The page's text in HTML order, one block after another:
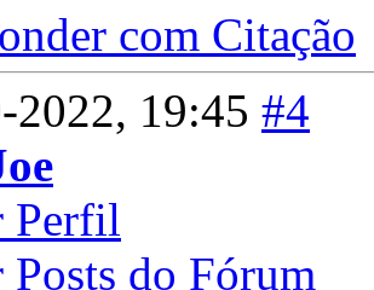
com Citação
2022, 19:45 #4
Perfil
Posts do Fórum